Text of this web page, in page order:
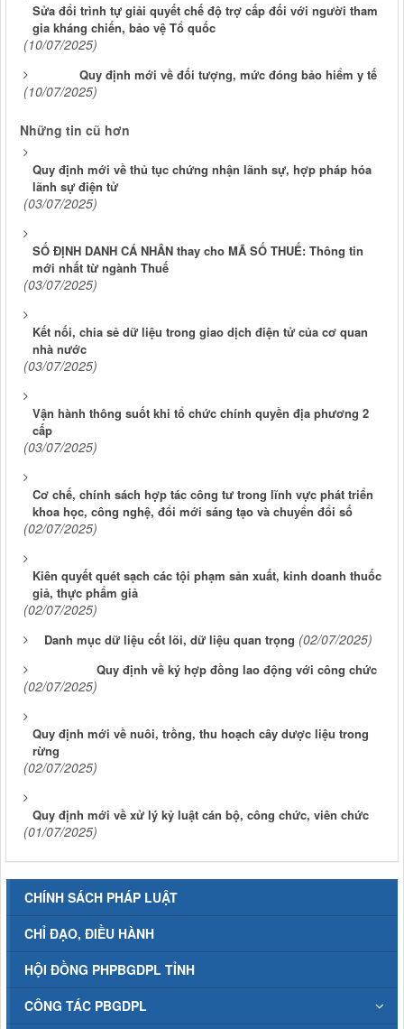
Sửa đổi trình tự giải quyết chế độ trợ cấp đối với người tham
gia kháng chiến, bảo vệ Tổ quốc
(10/07/2025)
Quy định mới về đối tượng, mức đóng bảo hiểm y tế
(10/07/2025)
Những tin cũ hơn
Quy định mới về thủ tục chứng nhận lãnh sự, hợp pháp hóa
lãnh sự điện tử
(03/07/2025)
SỐ ĐỊNH DANH CÁ NHÂN thay cho MÃ SỐ THUẾ: Thông tin
mới nhất từ ngành Thuế
(03/07/2025)
Kết nối, chia sẻ dữ liệu trong giao dịch điện tử của cơ quan
nhà nước
(03/07/2025)
Vận hành thông suốt khi tổ chức chính quyền địa phương 2
cấp
(03/07/2025)
Cơ chế, chính sách hợp tác công tư trong lĩnh vực phát triển
khoa học, công nghệ, đổi mới sáng tạo và chuyển đổi số
(02/07/2025)
Kiên quyết quét sạch các tội phạm sản xuất, kinh doanh thuốc
giả, thực phẩm giả
(02/07/2025)
Danh mục dữ liệu cốt lõi, dữ liệu quan trọng (02/07/2025)
Quy định về ký hợp đồng lao động với công chức
(02/07/2025)
Quy định mới về nuôi, trồng, thu hoạch cây dược liệu trong
rừng
(02/07/2025)
Quy định mới về xử lý kỷ luật cán bộ, công chức, viên chức
(01/07/2025)
CHÍNH SÁCH PHÁP LUẬT
CHỈ ĐẠO, ĐIỀU HÀNH
HỘI ĐỒNG PHPBGDPL TỈNH
CÔNG TÁC PBGDPL